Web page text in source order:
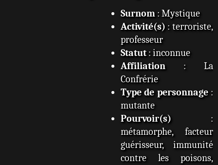
Surnom: Mystique
Activité(s) : terroriste,
professeur
Statut: inconnue
Affiliation: La
Confrérie
Type de personnage:
mutante
Pourvoir(s) :
métamorphe, facteur
guérisseur, immunité
contre les poisons,